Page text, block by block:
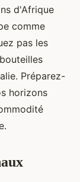
d'Afrique
comme
pas les
Préparez-
horizons